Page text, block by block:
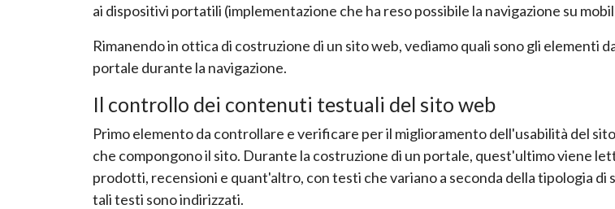
ai dispositivi portatili (implementazione che ha reso possibile la navigazione su
Rimanendo in ottica di costruzione di un sito web, vediamo quali sono gli elementi
portale durante la navigazione.
Il controllo dei contenuti testuali del sito web
Primo elemento da controllare e verificare per il miglioramento dell'usabilità del
che compongono il sito. Durante la costruzione di un portale, quest'ultimo viene
prodotti, recensioni e quant'altro, con testi che variano a seconda della tipologia di
tali testi sono indirizzati.